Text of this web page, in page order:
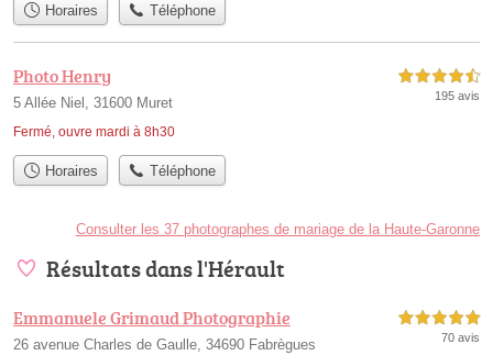
Horaires Téléphone
Photo Henry
5 Allée Niel, 31600 Muret
Fermé, ouvre mardi à 8h30
4,5 étoiles sur 5
195 avis
Horaires Téléphone
Consulter les 37 photographes de mariage de la Haute-Garonne
Résultats dans l'Hérault
Emmanuele Grimaud Photographie
26 avenue Charles de Gaulle, 34690 Fabrègues
5,0 étoiles sur 5
70 avis